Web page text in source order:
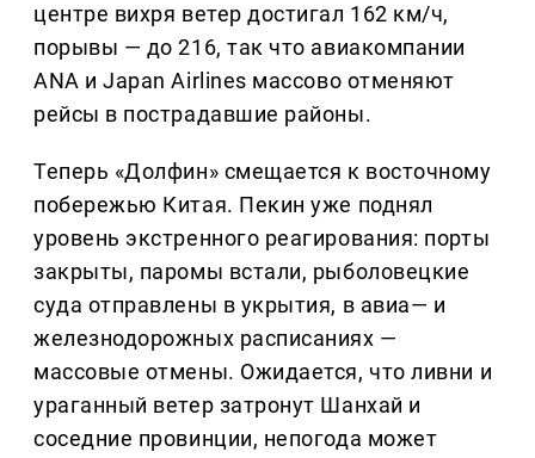
центре вихря ветер достигал 162 км/ч,
порывы — до 216, так что авиакомпании
ANA и Japan Airlines массово отменяют
рейсы в пострадавшие районы.
Теперь «Долфин» смещается к восточному
побережью Китая. Пекин уже поднял
уровень экстренного реагирования: порты
закрыты, паромы встали, рыболовецкие
суда отправлены в укрытия, в авиа— и
железнодорожных расписаниях —
массовые отмены. Ожидается, что ливни и
ураганный ветер затронут Шанхай и
соседние провинции, непогода может